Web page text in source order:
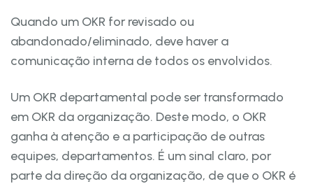
Quando um OKR for revisado ou
abandonado/eliminado, deve haver a
comunicação interna de todos os envolvidos.
Um OKR departamental pode ser transformado
em OKR da organização. Deste modo, o OKR
ganha à atenção e a participação de outras
equipes, departamentos. É um sinal claro, por
parte da direção da organização, de que o OKR é